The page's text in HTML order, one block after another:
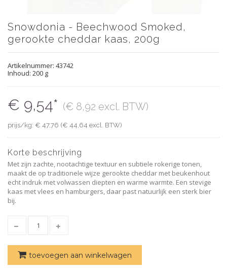
Snowdonia - Beechwood Smoked,
gerookte cheddar kaas, 200g
Artikelnummer: 43742
Inhoud: 200 g
€ 9,54* (€ 8,92 excl. BTW)
prijs/kg: € 47,76 (€ 44,64 excl. BTW)
Korte beschrijving
Met zijn zachte, nootachtige textuur en subtiele rokerige tonen,
maakt de op traditionele wijze gerookte cheddar met beukenhout
echt indruk met volwassen diepten en warme warmte. Een stevige
kaas met vlees en hamburgers, daar past natuurlijk een sterk bier
bij.
toevoegen aan winkelwagen